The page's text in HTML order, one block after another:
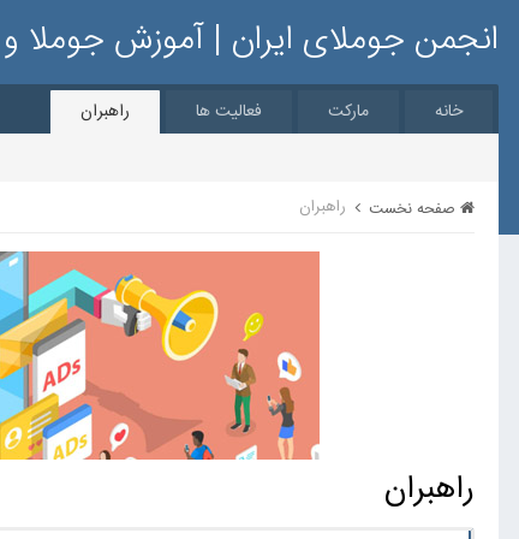
انجمن جوملای ایران | آموزش
خانه مارکت فعالیت ها راهبران
صفحه نخست راهبران
راهبران